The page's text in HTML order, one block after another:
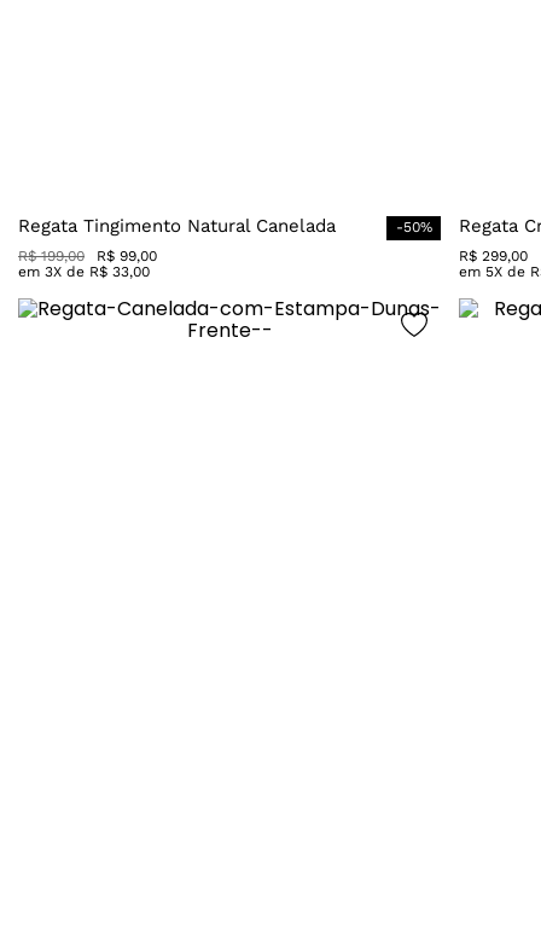
Regata Tingimento Natural Canelada -50%
R$ 199,00 R$ 99,00
em 3X de R$ 33,00
Regata
R$ 299,00
em 5X de